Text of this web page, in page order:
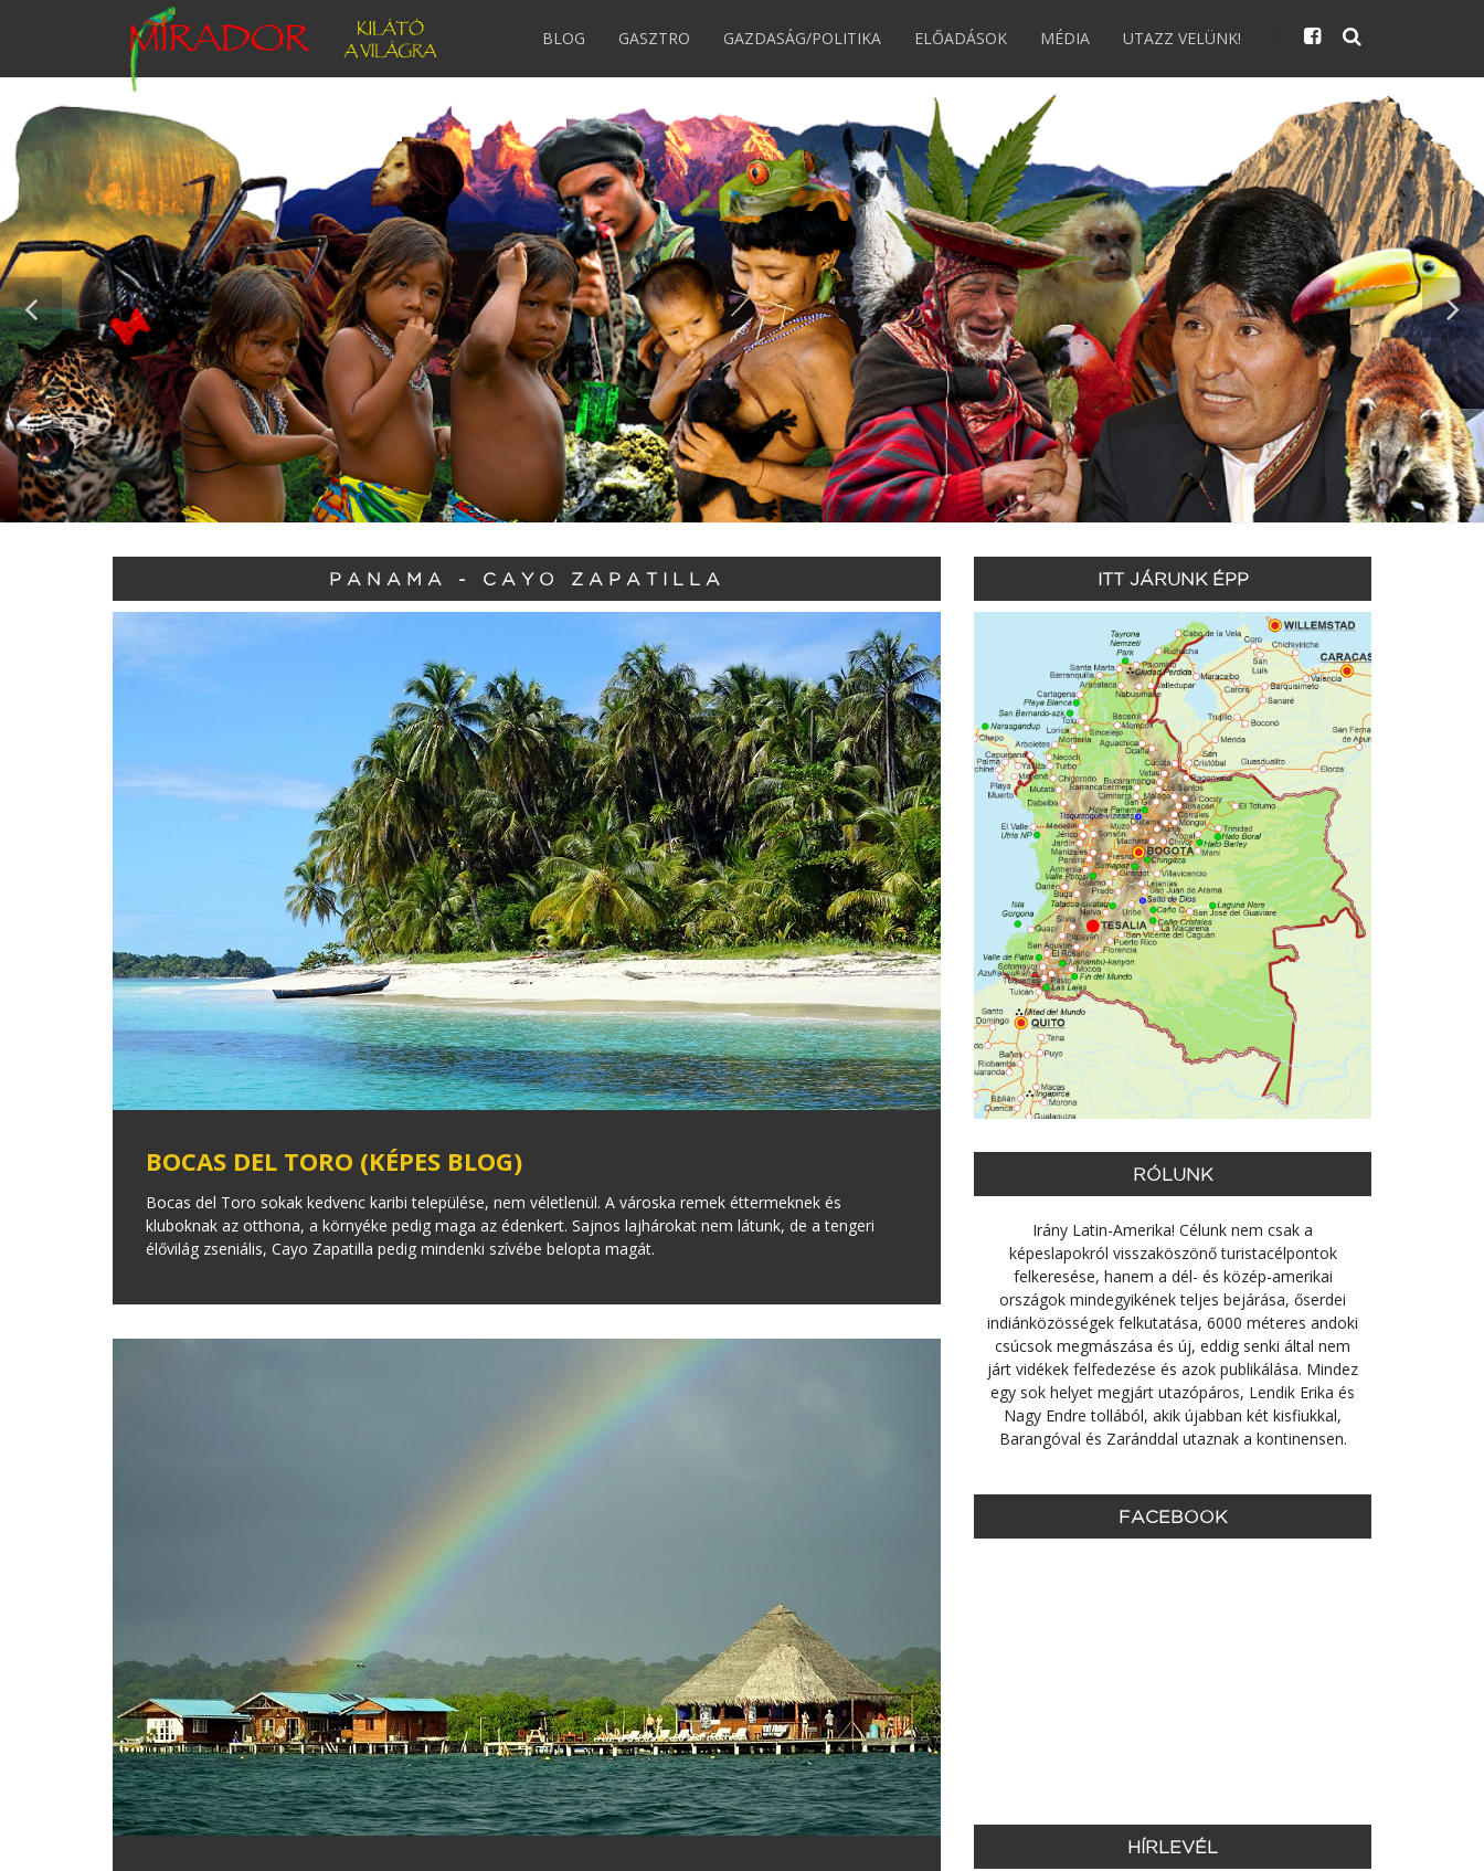
BLOG GASZTRO GAZDASÁG/POLITIKA ELŐADÁSOK MÉDIA UTAZZ VELÜNK!
PANAMA - CAYO ZAPATILLA
BOCAS DEL TORO (KÉPES BLOG)
Bocas del Toro sokak kedvenc karibi települése, nem véletlenül. A városka remek éttermeknek és
kluboknak az otthona, a környéke pedig maga az édenkert. Sajnos lajhárokat nem látunk, de a tengeri
élővilág zseniális, Cayo Zapatilla pedig mindenki szívébe belopta magát.
ITT JÁRUNK ÉPP
RÓLUNK
Irány Latin-Amerika! Célunk nem csak a
képeslapokról visszaköszönő turistacélpontok
felkeresése, hanem a dél- és közép-amerikai
országok mindegyikének teljes bejárása, őserdei
indiánközösségek felkutatása, 6000 méteres andoki
csúcsok megmászása és új, eddig senki által nem
járt vidékek felfedezése és azok publikálása. Mindez
egy sok helyet megjárt utazópáros, Lendik Erika és
Nagy Endre tollából, akik újabban két kisfiukkal,
Barangóval és Zaránddal utaznak a kontinensen.
FACEBOOK
HÍRLEVÉL